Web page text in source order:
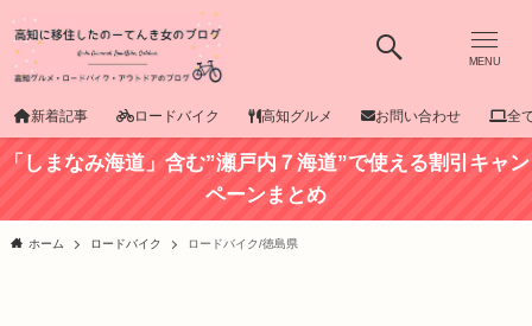
MENU
新着記事 ロードバイク 高知グルメ お問い合わせ 全
「しまなみ海道」含む”瀬戸内７海道”で使える割引キャン
ペーンまとめ
ホーム ロードバイク ロードバイク/徳島県